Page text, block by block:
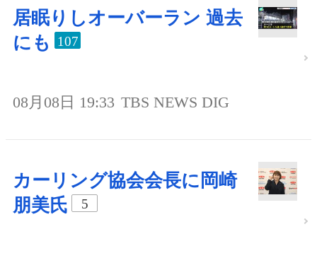
居眠りしオーバーラン 過去
にも
107
08月08日 19:33 TBS NEWS DIG
カーリング協会会長に岡崎
朋美氏
5